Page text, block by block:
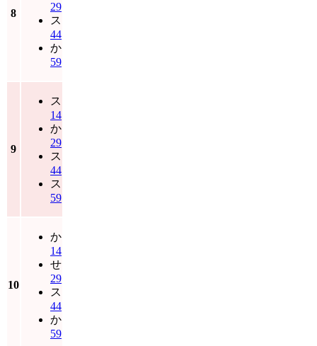
8
29
ス
44
か
59
9
ス
14
か
29
ス
44
ス
59
10
か
14
せ
29
ス
44
か
59